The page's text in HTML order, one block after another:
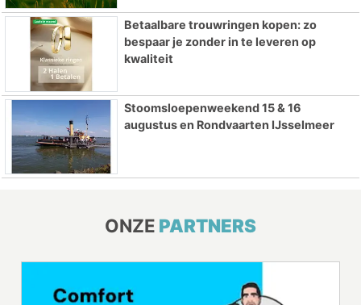
Betaalbare trouwringen kopen: zo
bespaar je zonder in te leveren op
kwaliteit
Stoomsloepenweekend 15 & 16
augustus en Rondvaarten IJsselmeer
ONZE PARTNERS